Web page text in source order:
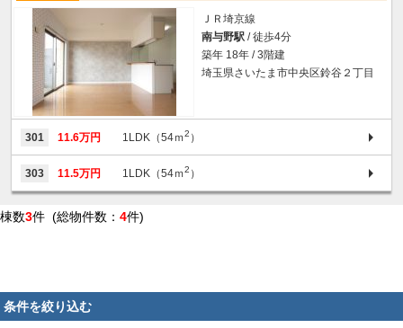
ＪＲ埼京線
南与野駅 / 徒歩4分
築年 18年 / 3階建
埼玉県さいたま市中央区鈴谷２丁目
301 11.6万円 1LDK（54ｍ2 ）
303 11.5万円 1LDK（54ｍ2 ）
棟数3件 (総物件数： 4件)
条件を絞り込む